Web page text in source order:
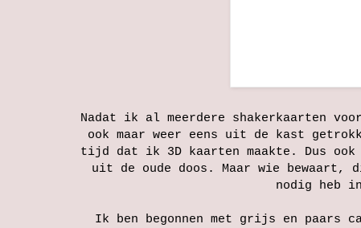
Nadat ik al meerdere shakerkaarten
ook maar weer eens uit de kast
tijd dat ik 3D kaarten maakte. Dus
uit de oude doos. Maar wie bewaart,
nodig heb
Ik ben begonnen met grijs en paars